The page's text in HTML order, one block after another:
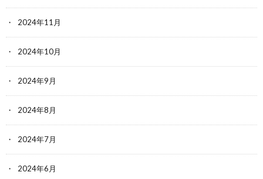
2024年11月
2024年10月
2024年9月
2024年8月
2024年7月
2024年6月